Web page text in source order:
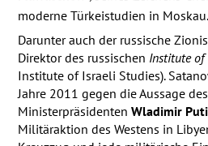
moderne Türkeistudien in
Darunter auch der russische
Direktor des russischen Institute of
Institute of Israeli Studies).
Jahre 2011 gegen die Aussage
Ministerpräsidenten Wladimir
Militäraktion des Westens in